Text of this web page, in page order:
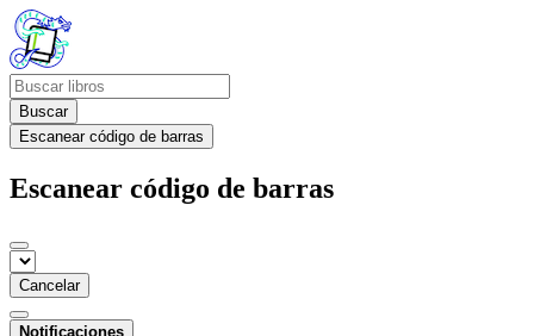
Buscar
Escanear código de barras
Escanear código de barras
Cancelar
Notificaciones